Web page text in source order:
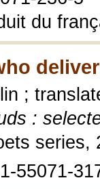
du
;
:
series,
55071-